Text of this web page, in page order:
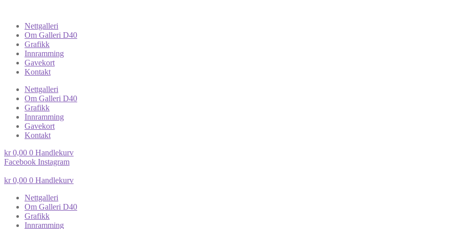
Nettgalleri
Om Galleri D40
Grafikk
Innramming
Gavekort
Kontakt
Nettgalleri
Om Galleri D40
Grafikk
Innramming
Gavekort
Kontakt
kr0,00 0 Handlekurv
Facebook Instagram
kr0,00 0 Handlekurv
Nettgalleri
Om Galleri D40
Grafikk
Innramming